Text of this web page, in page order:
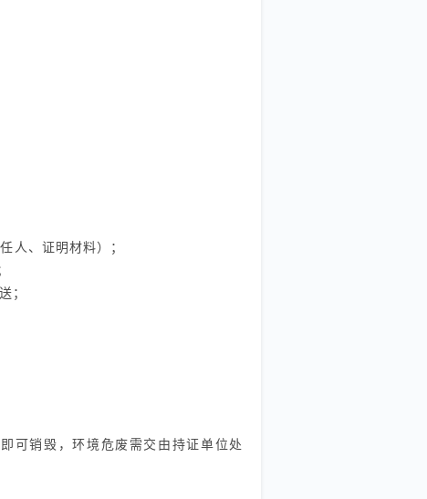
人、证明材料）；
；
可销毁，环境危废需交由持证单位处